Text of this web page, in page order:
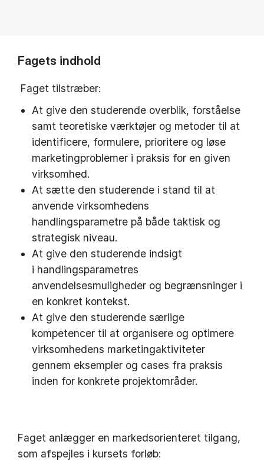
Fagets indhold
Faget tilstræber:
At give den studerende overblik, forståelse
samt teoretiske værktøjer og metoder til at
identificere, formulere, prioritere og løse
marketingproblemer i praksis for en given
virksomhed.
At sætte den studerende i stand til at
anvende virksomhedens
handlingsparametre på både taktisk og
strategisk niveau.
At give den studerende indsigt
i handlingsparametres
anvendelsesmuligheder og begrænsninger i
en konkret kontekst.
At give den studerende særlige
kompetencer til at organisere og optimere
virksomhedens marketingaktiviteter
gennem eksempler og cases fra praksis
inden for konkrete projektområder.
Faget anlægger en markedsorienteret tilgang,
som afspejles i kursets forløb: